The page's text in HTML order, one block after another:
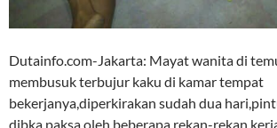
Dutainfo.com-Jakarta: Mayat wanita di
membusuk terbujur kaku di kamar tempat
bekerjanya,diperkirakan sudah dua
dibka paksa oleh beberapa rekan-rekan